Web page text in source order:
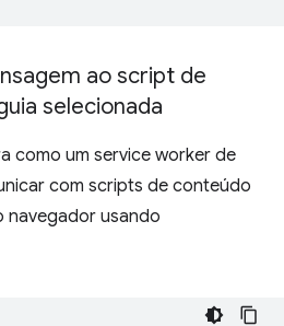
ao script de
selecionada
como um service worker de
com scripts de conteúdo
navegador usando